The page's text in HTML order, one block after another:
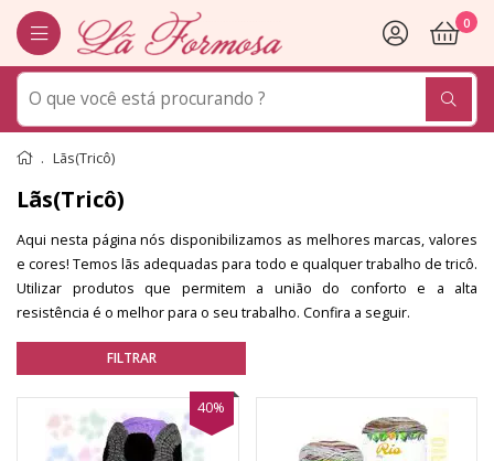
0
Lãs(Tricô)
Lãs(Tricô)
Aqui nesta página nós disponibilizamos as melhores marcas, valores
e cores! Temos lãs adequadas para todo e qualquer trabalho de tricô.
Utilizar produtos que permitem a união do conforto e a alta
resistência é o melhor para o seu trabalho. Confira a seguir.
40%